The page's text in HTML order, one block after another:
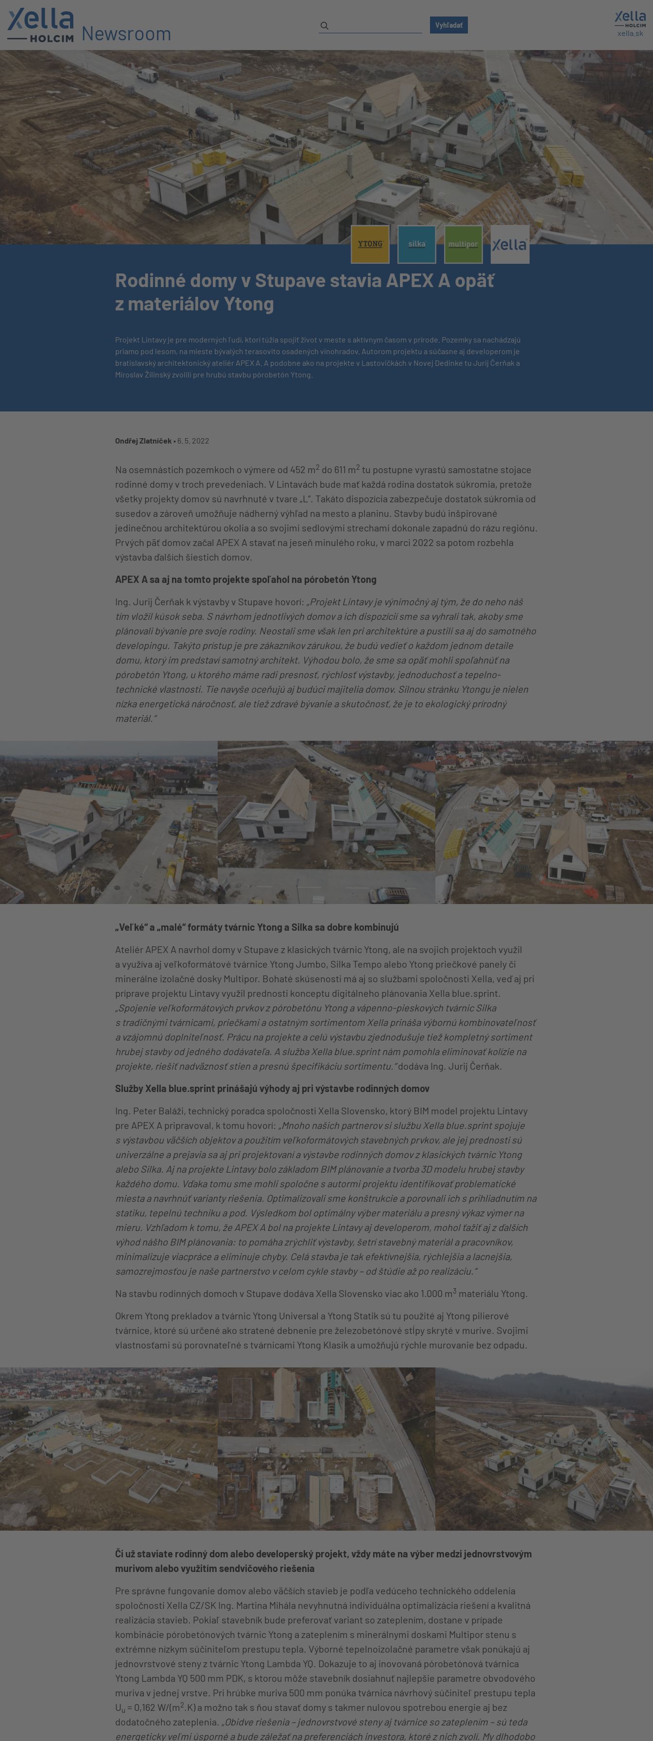
Newsroom xella.sk
Rodinné domy v Stupave stavia APEX A opäť
z materiálov Ytong
Projekt Lintavy je pre moderných ľudí, ktorí túžia spojiť život v meste s aktívnym časom v prírode. Pozemky sa nachádzajú
priamo pod lesom, na mieste bývalých terasovito osadených vinohradov. Autorom projektu a súčasne aj developerom je
bratislavský architektonický ateliér APEX A. A podobne ako na projekte v Lastovičkách v Novej Dedinke tu Jurij Čerňak a
Miroslav Žilinský zvolili pre hrubú stavbu pórobetón Ytong.
® ®
Ondřej Zlatníček • 6. 5. 2022
Na osemnástich pozemkoch o výmere od 452 m2 do 611 m2 tu postupne vyrastú samostatne stojace
rodinné domy v troch prevedeniach. V Lintavách bude mať každá rodina dostatok súkromia, pretože
všetky projekty domov sú navrhnuté v tvare „L“. Takáto dispozícia zabezpečuje dostatok súkromia od
susedov a zároveň umožňuje nádherný výhľad na mesto a planinu. Stavby budú inšpirované
jedinečnou architektúrou okolia a so svojimi sedlovými strechami dokonale zapadnú do rázu regiónu.
Prvých päť domov začal APEX A stavať na jeseň minulého roku, v marci 2022 sa potom rozbehla
výstavba ďalších šiestich domov.
APEX A sa aj na tomto projekte spoľahol na pórobetón Ytong
Ing. Jurij Čerňak k výstavby v Stupave hovorí: „Projekt Lintavy je výnimočný aj tým, že do neho náš
tím vložil kúsok seba. S návrhom jednotlivých domov a ich dispozícií sme sa vyhrali tak, akoby sme
plánovali bývanie pre svoje rodiny. Neostali sme však len pri architektúre a pustili sa aj do samotného
developingu. Takýto prístup je pre zákazníkov zárukou, že budú vedieť o každom jednom detaile
domu, ktorý im predstaví samotný architekt. Výhodou bolo, že sme sa opäť mohli spoľahnúť na
pórobetón Ytong, u ktorého máme radi presnosť, rýchlosť výstavby, jednoduchosť a tepelno-
technické vlastnosti. Tie navyše oceňujú aj budúci majitelia domov. Silnou stránku Ytongu je nielen
nízka energetická náročnosť, ale tiež zdravé bývanie a skutočnosť, že je to ekologický prírodný
materiál.“
„Veľké“ a „malé“ formáty tvárnic Ytong a Silka sa dobre kombinujú
Ateliér APEX A navrhol domy v Stupave z klasických tvárnic Ytong, ale na svojich projektoch využil
a využíva aj veľkoformátové tvárnice Ytong Jumbo, Silka Tempo alebo Ytong priečkové panely či
minerálne izolačné dosky Multipor. Bohaté skúsenosti má aj so službami spoločnosti Xella, veď aj pri
príprave projektu Lintavy využil prednosti konceptu digitálneho plánovania Xella blue.sprint.
„Spojenie veľkoformátových prvkov z pórobetónu Ytong a vápenno-pieskových tvárnic Silka
s tradičnými tvárnicami, priečkami a ostatným sortimentom Xella prináša výbornú kombinovateľnosť
a vzájomnú doplniteľnosť. Prácu na projekte a celú výstavbu zjednodušuje tiež kompletný sortiment
hrubej stavby od jedného dodávateľa. A služba Xella blue.sprint nám pomohla eliminovať kolízie na
projekte, riešiť nadväznosť stien a presnú špecifikáciu sortimentu.“dodáva Ing. Jurij Čerňak.
Služby Xella blue.sprint prinášajú výhody aj pri výstavbe rodinných domov
Ing. Peter Baláži, technický poradca spoločnosti Xella Slovensko, ktorý BIM model projektu Lintavy
pre APEX A pripravoval, k tomu hovorí: „Mnoho našich partnerov si službu Xella blue.sprint spojuje
s výstavbou väčších objektov a použitím veľkoformátových stavebných prvkov, ale jej prednosti sú
univerzálne a prejavia sa aj pri projektovaní a výstavbe rodinných domov z klasických tvárnic Ytong
alebo Silka. Aj na projekte Lintavy bolo základom BIM plánovanie a tvorba 3D modelu hrubej stavby
každého domu. Vďaka tomu sme mohli spoločne s autormi projektu identifikovať problematické
miesta a navrhnúť varianty riešenia. Optimalizovali sme konštrukcie a porovnali ich s prihliadnutím na
statiku, tepelnú techniku ​​a pod. Výsledkom bol optimálny výber materiálu a presný výkaz výmer na
mieru. Vzhľadom k tomu, že APEX A bol na projekte Lintavy aj developerom, mohol ťažiť aj z ďalších
výhod nášho BIM plánovania: to pomáhazrýchliť výstavby, šetrí stavebný materiál a pracovníkov,
minimalizuje viacpráce a eliminuje chyby. Celá stavba je tak efektívnejšia, rýchlejšia a lacnejšia,
samozrejmosťou je naše partnerstvo v celom cykle stavby – od štúdie až po realizáciu.“
Na stavbu rodinných domoch v Stupave dodáva Xella Slovensko viac ako 1.000 m3 materiálu Ytong.
Okrem Ytong prekladov a tvárnic Ytong Universal a Ytong Statik sú tu použité aj Ytong pilierové
tvárnice, ktoré sú určené ako stratené debnenie pre železobetónové stĺpy skryté v murive. Svojimi
vlastnosťami sú porovnateľné s tvárnicami Ytong Klasik a umožňujú rýchle murovanie bez odpadu.
Či už staviate rodinný dom alebo developerský projekt, vždy máte na výber medzi jednovrstvovým
murivom alebo využitím sendvičového riešenia
Pre správne fungovanie domov alebo väčších stavieb je podľa vedúceho technického oddelenia
spoločnosti Xella CZ/SK Ing. Martina Mihála nevyhnutná individuálna optimalizácia riešení a kvalitná
realizácia stavieb. Pokiaľ stavebník bude preferovať variant so zateplením, dostane v prípade
kombinácie pórobetónových tvárnic Ytong a zateplením s minerálnymi doskami Multipor stenu s
extrémne nízkym súčiniteľom prestupu tepla. Výborné tepelnoizolačné parametre však ponúkajú aj
jednovrstvové steny z tvárnic Ytong Lambda YQ. Dokazuje to aj inovovaná pórobetónová tvárnica
Ytong Lambda YQ 500 mm PDK, s ktorou môže stavebník dosiahnuť najlepšie parametre obvodového
muriva v jednej vrstve. Pri hrúbke muriva 500 mm ponúka tvárnica návrhový súčiniteľ prestupu tepla
Uu = 0,162 W/(m2.K) a možno tak s ňou stavať domy s takmer nulovou spotrebou energie aj bez
dodatočného zateplenia. „Obidve riešenia – jednovrstvové steny aj tvárnice so zateplením – sú teda
energeticky veľmi úsporné a bude záležať na preferenciách investora, ktoré z nich zvolí. My dlhodobo